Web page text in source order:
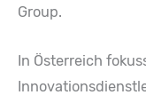
Group.
In Österreich